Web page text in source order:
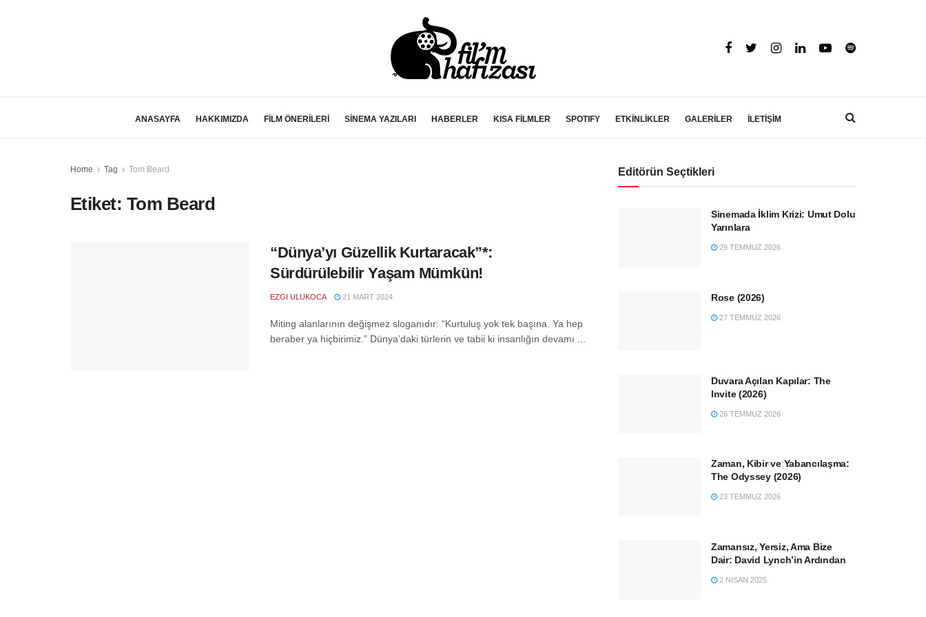
ANASAYFA HAKKIMIZDA FİLM ÖNERİLERİ SİNEMA YAZILARI HABERLER KISA FİLMLER SPOTIFY ETKİNLİKLER GALERİLER İLETİŞİM
Home Tag Tom Beard
Etiket: Tom Beard
“Dünya’yı Güzellik Kurtaracak”*:
Sürdürülebilir Yaşam Mümkün!
EZGI ULUKOCA 21 MART 2024
Miting alanlarının değişmez sloganıdır: “Kurtuluş yok tek başına. Ya hep
beraber ya hiçbirimiz.” Dünya’daki türlerin ve tabii ki insanlığın devamı ...
Editörün Seçtikleri
Sinemada İklim Krizi: Umut Dolu
Yarınlara
29 TEMMUZ 2026
Rose (2026)
27 TEMMUZ 2026
Duvara Açılan Kapılar: The
Invite (2026)
26 TEMMUZ 2026
Zaman, Kibir ve Yabancılaşma:
The Odyssey (2026)
23 TEMMUZ 2026
Zamansız, Yersiz, Ama Bize
Dair: David Lynch’in Ardından
2 NISAN 2025